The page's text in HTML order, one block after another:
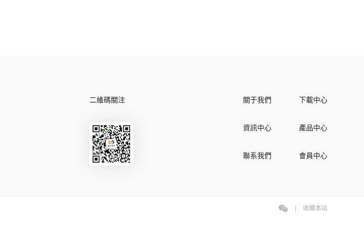
二維碼關注 關于我們 下載中心
資訊中心 產品中心
聯系我們 會員中心
| 收藏本站